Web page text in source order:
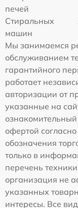
печей
Стиральных
машин
Мы занимаемся
обслуживанием
гарантийного
работает
авторизации от
указанные на
офертой
обозначения
только в
перечень
организация не
указанных
интересы. Все